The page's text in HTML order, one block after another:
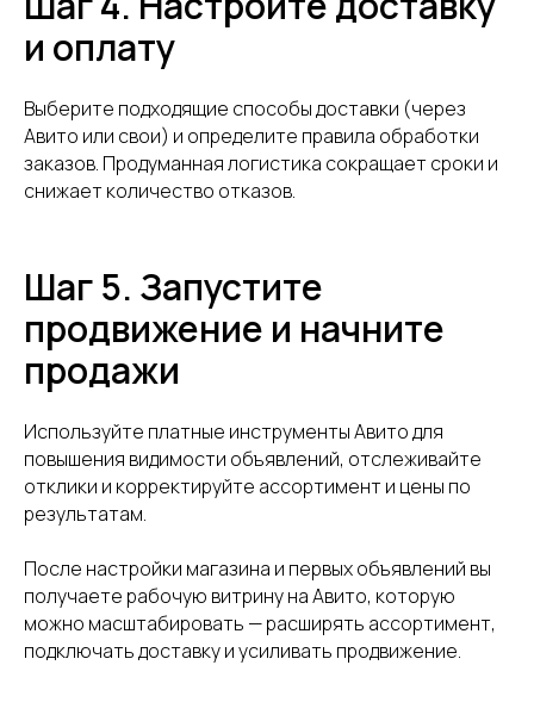
и оплату
Выберите подходящие способы доставки (через
Авито или свои) и определите правила обработки
заказов. Продуманная логистика сокращает сроки и
снижает количество отказов.
Шаг 5. Запустите
продвижение и начните
продажи
Используйте платные инструменты Авито для
повышения видимости объявлений, отслеживайте
отклики и корректируйте ассортимент и цены по
результатам.
После настройки магазина и первых объявлений вы
получаете рабочую витрину на Авито, которую
можно масштабировать — расширять ассортимент,
подключать доставку и усиливать продвижение.